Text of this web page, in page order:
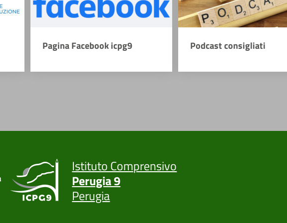
Pagina Facebook icpg9 Podcast consigliati
Istituto Comprensivo
Perugia 9
Perugia